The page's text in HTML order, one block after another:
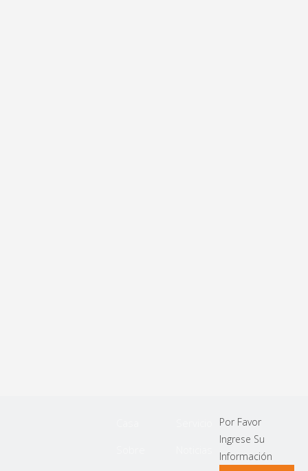
Por Favor
Ingrese Su
Información